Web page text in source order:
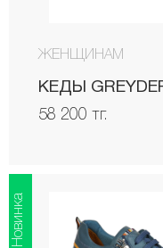
ЖЕНЩИНАМ
КЕДЫ
58 200 тг.
Новинка